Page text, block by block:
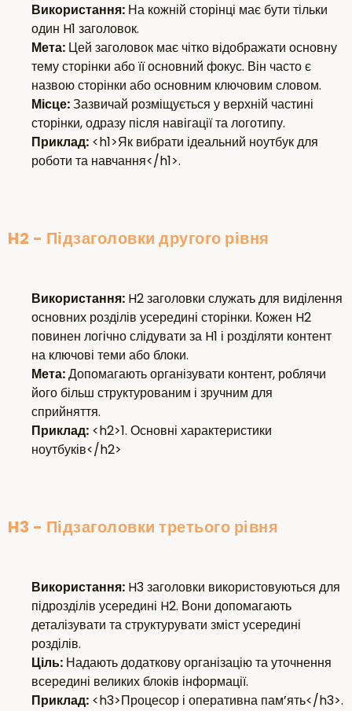
Використання: На кожній сторінці має бути тільки
один H1 заголовок.
Мета: Цей заголовок має чітко відображати основну
тему сторінки або її основний фокус. Він часто є
назвою сторінки або основним ключовим словом.
Місце:Зазвичай розміщується у верхній частині
сторінки, одразу після навігації та логотипу.
Приклад: <h1>Як вибрати ідеальний ноутбук для
роботи та навчання</h1>.
H2 - Підзаголовки другого рівня
Використання: H2 заголовки служать для виділення
основних розділів усередині сторінки. Кожен H2
повинен логічно слідувати за H1 і розділяти контент
на ключові теми або блоки.
Мета:Допомагають організувати контент, роблячи
його більш структурованим і зручним для
сприйняття.
Приклад: <h2>1. Основні характеристики
ноутбуків</h2>
H3 - Підзаголовки третього рівня
Використання: H3 заголовки використовуються для
підрозділів усередині H2. Вони допомагають
деталізувати та структурувати зміст усередині
розділів.
Ціль: Надають додаткову організацію та уточнення
всередині великих блоків інформації.
Приклад: <h3>Процесор і оперативна пам’ять</h3>.